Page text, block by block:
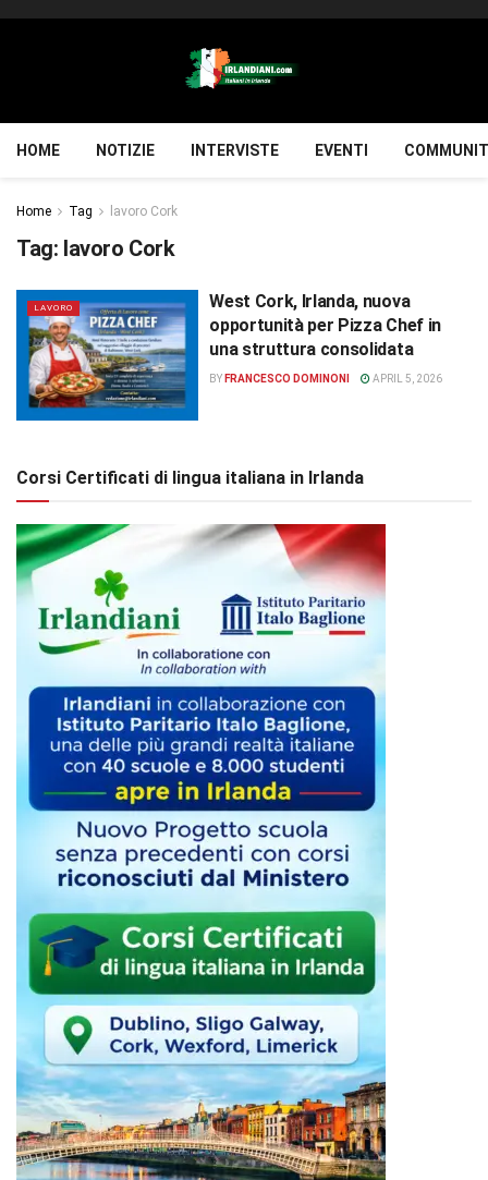
HOME NOTIZIE INTERVISTE EVENTI
Home Tag lavoro Cork
Tag: lavoro Cork
LAVORO
West Cork, Irlanda, nuova
opportunità per Pizza Chef in
una struttura consolidata
BY FRANCESCO DOMINONI APRIL 5, 2026
Corsi Certificati di lingua italiana in Irlanda